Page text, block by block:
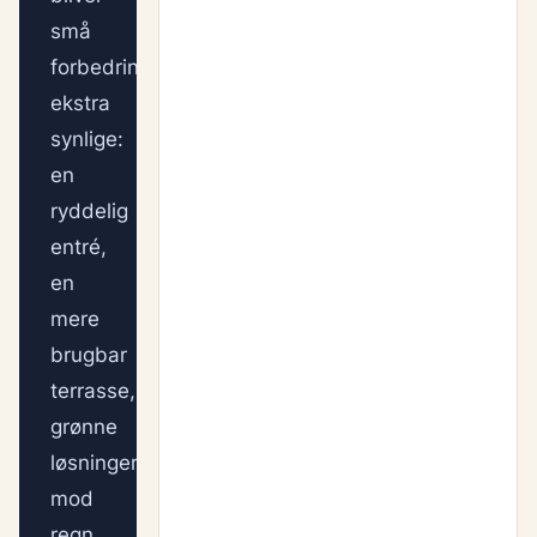
små
forbedringer
ekstra
synlige:
en
ryddelig
entré,
en
mere
brugbar
terrasse,
grønne
løsninger
mod